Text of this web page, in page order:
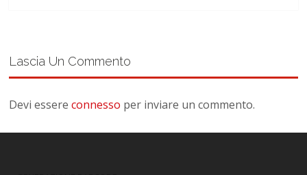
Lascia Un Commento
Devi essereconnesso per inviare un commento.